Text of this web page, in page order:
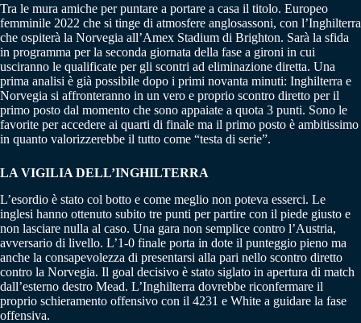
Tra le mura amiche per puntare a portare a casa il titolo. Europeo
femminile 2022 che si tinge di atmosfere anglosassoni, con l’Inghilterra
che ospiterà la Norvegia all’Amex Stadium di Brighton. Sarà la sfida
in programma per la seconda giornata della fase a gironi in cui
usciranno le qualificate per gli scontri ad eliminazione diretta. Una
prima analisi è già possibile dopo i primi novanta minuti: Inghilterra e
Norvegia si affronteranno in un vero e proprio scontro diretto per il
primo posto dal momento che sono appaiate a quota 3 punti. Sono le
favorite per accedere ai quarti di finale ma il primo posto è ambitissimo
in quanto valorizzerebbe il tutto come “testa di serie”.
LA VIGILIA DELL’INGHILTERRA
L’esordio è stato col botto e come meglio non poteva esserci. Le
inglesi hanno ottenuto subito tre punti per partire con il piede giusto e
non lasciare nulla al caso. Una gara non semplice contro l’Austria,
avversario di livello. L’1-0 finale porta in dote il punteggio pieno ma
anche la consapevolezza di presentarsi alla pari nello scontro diretto
contro la Norvegia. Il goal decisivo è stato siglato in apertura di match
dall’esterno destro Mead. L’Inghilterra dovrebbe riconfermare il
proprio schieramento offensivo con il 4231 e White a guidare la fase
offensiva.